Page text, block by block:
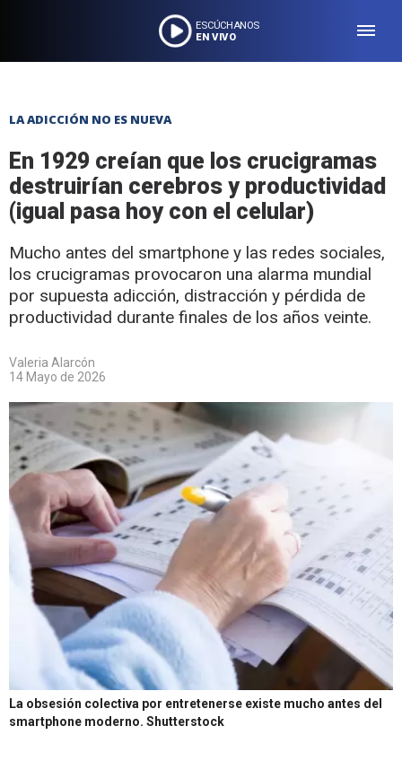
ESCÚCHANOS
EN VIVO
LA ADICCIÓN NO ES NUEVA
En 1929 creían que los crucigramas
destruirían cerebros y productividad
(igual pasa hoy con el celular)
Mucho antes del smartphone y las redes sociales,
los crucigramas provocaron una alarma mundial
por supuesta adicción, distracción y pérdida de
productividad durante finales de los años veinte.
Valeria Alarcón
14 Mayo de 2026
La obsesión colectiva por entretenerse existe mucho antes del
smartphone moderno. Shutterstock